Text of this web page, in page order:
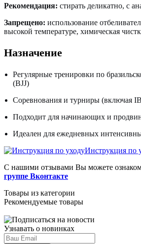
Рекомендация: стирать деликатно, с
Запрещено: использование
высокой температуре, химическая
Назначение
Регулярные тренировки по
(BJJ)
Соревнования и турниры (включая
Подходит для начинающих и
Идеален для ежедневных
Инструкция по
С нашими отзывами Вы можете
группе Вконтакте
Товары из категории
Рекомендуемые товары
Узнавать о новинках